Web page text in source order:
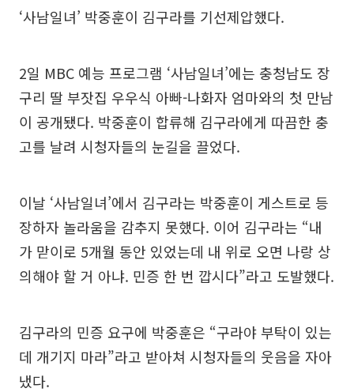
‘사남일녀’ 박중훈이 김구라를 기선제압했다.
2일 MBC 예능 프로그램 ‘사남일녀’에는 충청남도 장
구리 딸 부잣집 우우식 아빠-나화자 엄마와의 첫 만남
이 공개됐다. 박중훈이 합류해 김구라에게 따끔한 충
고를 날려 시청자들의 눈길을 끌었다.
이날 ‘사남일녀’에서 김구라는 박중훈이 게스트로 등
장하자 놀라움을 감추지 못했다. 이어 김구라는 “내
가 맏이로 5개월 동안 있었는데 내 위로 오면 나랑 상
의해야 할 거 아냐. 민증 한 번 깝시다”라고 도발했다.
김구라의 민증 요구에 박중훈은 “구라야 부탁이 있는
데 개기지 마라”라고 받아쳐 시청자들의 웃음을 자아
냈다.